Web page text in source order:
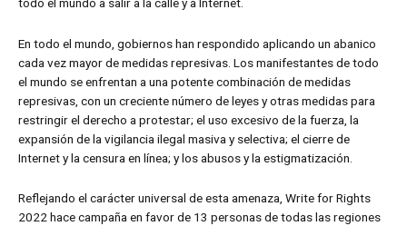
En todo el mundo, gobiernos han respondido aplicando un abanico
cada vez mayor de medidas represivas. Los manifestantes de todo
el mundo se enfrentan a una potente combinación de medidas
represivas, con un creciente número de leyes y otras medidas para
restringir el derecho a protestar; el uso excesivo de la fuerza, la
expansión de la vigilancia ilegal masiva y selectiva; el cierre de
Internet y la censura en línea; y los abusos y la estigmatización.
Reflejando el carácter universal de esta amenaza, Write for Rights
2022 hace campaña en favor de 13 personas de todas las regiones